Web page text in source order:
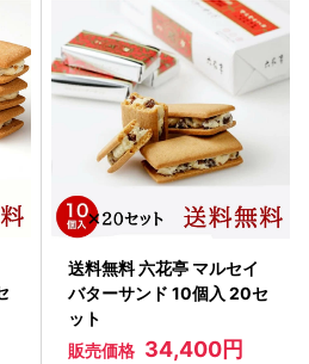
送料無料 六花亭 マルセイ
バターサンド 10個入 20セ
ット
販売価格 34,400円